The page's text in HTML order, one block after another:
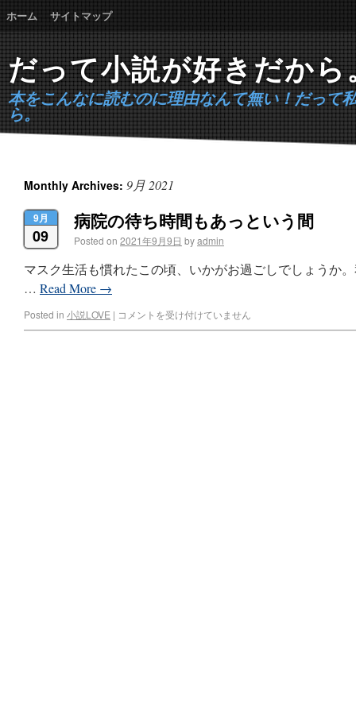
ホーム サイトマップ
だって小説が好きだから
本をこんなに読むのに理由なんて無い！だって
ら。
Monthly Archives: 9月 2021
9月
09
病院の待ち時間もあっという間
Posted on 2021年9月9日 byadmin
マスク生活も慣れたこの頃、いかがお過ごしでしょうか
… Read More →
Posted in 小説LOVE | コメントを受け付けていません